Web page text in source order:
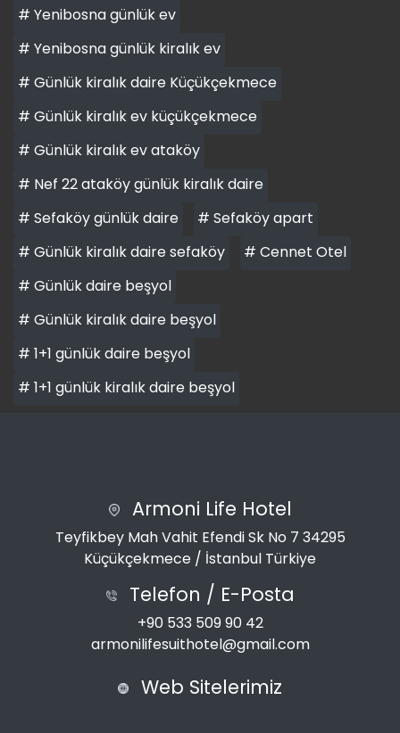
# Yenibosna günlük ev
# Yenibosna günlük kiralık ev
# Günlük kiralık daire Küçükçekmece
# Günlük kiralık ev küçükçekmece
# Günlük kiralık ev ataköy
# Nef 22 ataköy günlük kiralık daire
# Sefaköy günlük daire
# Sefaköy apart
# Günlük kiralık daire sefaköy
# Cennet Otel
# Günlük daire beşyol
# Günlük kiralık daire beşyol
# 1+1 günlük daire beşyol
# 1+1 günlük kiralık daire beşyol
Armoni Life Hotel
Teyfikbey Mah Vahit Efendi Sk No 7 34295
Küçükçekmece / İstanbul Türkiye
Telefon / E-Posta
+90 533 509 90 42
armonilifesuithotel@gmail.com
Web Sitelerimiz